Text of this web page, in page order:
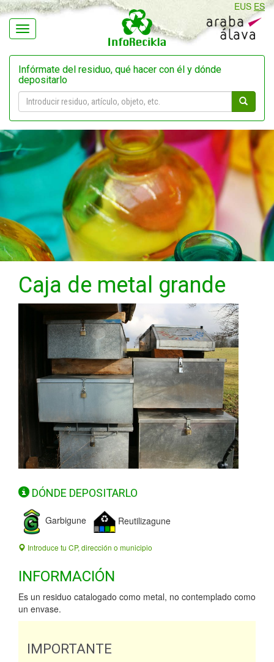
Navegación
EUS ES
Infórmate del residuo, qué hacer con él y dónde
depositarlo
Caja de metal grande
DÓNDE DEPOSITARLO
Garbigune Reutilizagune
Introduce tu CP, dirección o municipio
INFORMACIÓN
Es un residuo catalogado como metal, no contemplado como
un envase.
IMPORTANTE